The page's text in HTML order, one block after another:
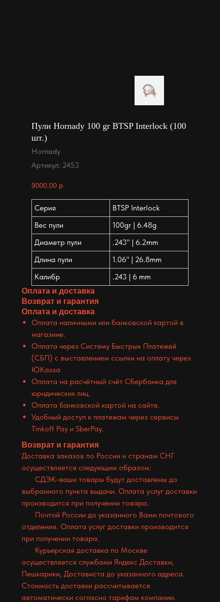
Пули Hornady 100 gr BTSP Interlock (100
шт.)
Hornady
Артикул: 2453
9000,00 р.
Серия
BTSP Interlock
Вес пули
100gr | 6.48g
Диаметр пули
.243" | 6.2mm
Длина пули
1.06" | 26.8mm
Калибр
.243 | 6 mm
Оплата и доставка
Возврат и гарантия
Оплата и доставка
Оплата наличными или банковской картой в
магазине.
Оплата через Систему Быстрых Платежей
(СБП) с выставлением ссылки на оплату через
ЮKassa
Оплата на расчётный счёт Сбербанка для
юридических лиц.
Оплата банковской картой на сайте.
Удобный доступ к платежам через сервисы
Tinkoff Pay и SberPay.
Возврат и гарантия
Доставка заказов по России и странам СНГ
осуществляется следующим образом:
· СДЭК-ваши товары будут доставлены до
выбранного пункта выдачи. Оплата услуг доставки
производится при получении товара.
· Почтой России до указанного Вами почтового
отделения. Оплата услуг доставки производится
при получении товара.
· Курьерская доставка по Москве
осуществляется службами Яндекс Доставки,
Пешкарики, Достависта до указанного адреса.
Стоимость доставки рассчитывается
автоматически согласно тарифам компании.